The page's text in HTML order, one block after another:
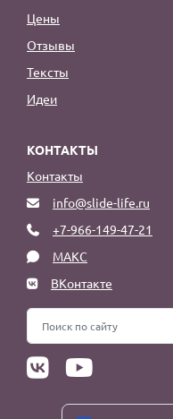
Цены
Отзывы
Тексты
Идеи
КОНТАКТЫ
Контакты
info@slide-life.ru
+7-966-149-47-21
МАКС
ВКонтакте